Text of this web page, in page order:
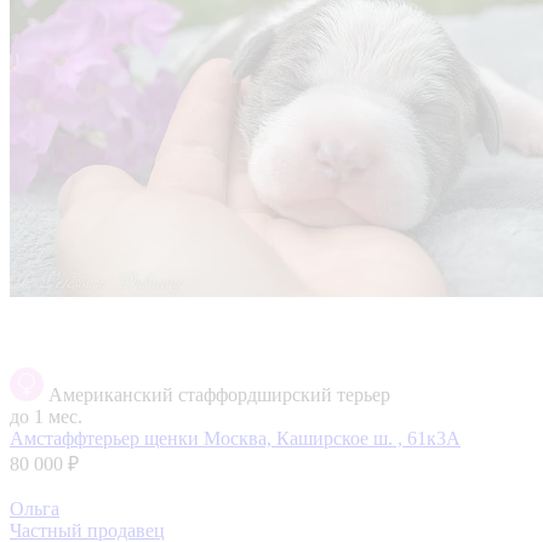
Американский стаффордширский терьер
до 1 мес.
Амстаффтерьер щенки Москва, Каширское ш. , 61к3А
80 000 ₽
Ольга
Частный продавец